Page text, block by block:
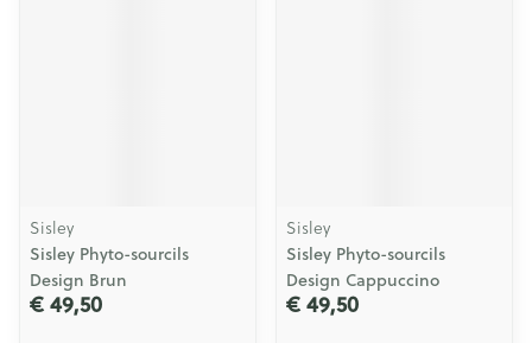
Sisley
Sisley Phyto-sourcils
Design Brun
€ 49,50
Sisley
Sisley Phyto-sourcils
Design Cappuccino
€ 49,50